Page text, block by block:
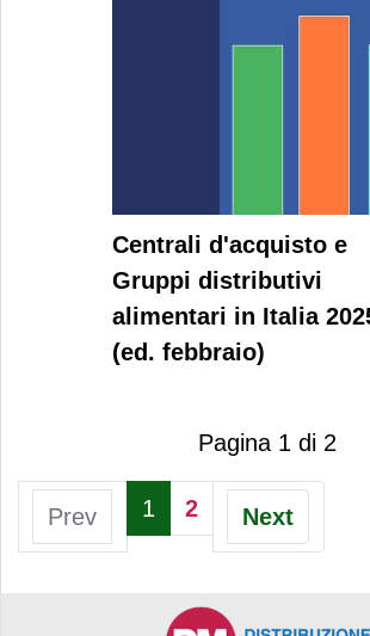
Centrali d'acquisto e
Gruppi distributivi
alimentari in Italia
(ed. febbraio)
Pagina 1 di 2
Prev 1 2 Next